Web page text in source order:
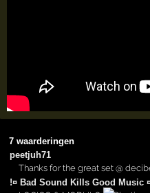
7 waarderingen
peetjuh71
Thanks for the great set @
!­¤ Bad Sound Kills Good Music